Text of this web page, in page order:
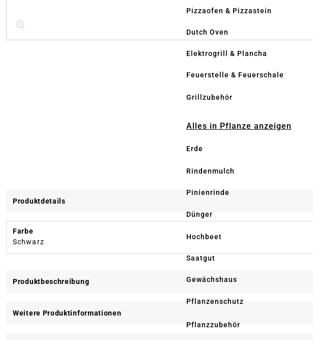
Pizzaofen & Pizzastein
Dutch Oven
Elektrogrill & Plancha
Feuerstelle & Feuerschale
Grillzubehör
Alles in Pflanze anzeigen
Erde
Rindenmulch
Pinienrinde
Dünger
Hochbeet
Saatgut
Gewächshaus
Pflanzenschutz
Pflanzzubehör
Produktdetails
Farbe
Schwarz
Produktbeschreibung
Weitere Produktinformationen